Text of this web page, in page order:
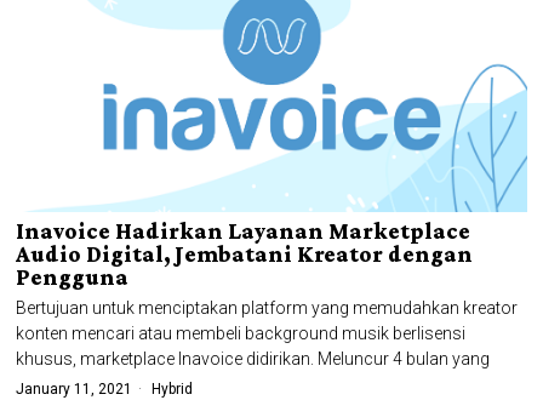
Inavoice Hadirkan Layanan Marketplace
Audio Digital, Jembatani Kreator dengan
Pengguna
Bertujuan untuk menciptakan platform yang memudahkan kreator
konten mencari atau membeli background musik berlisensi
khusus, marketplace Inavoice didirikan. Meluncur 4 bulan yang
January 11, 2021 Hybrid